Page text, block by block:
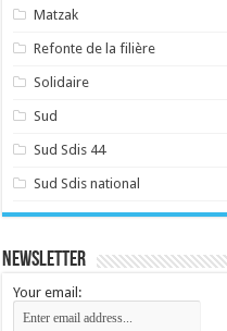
Matzak
Refonte de la filière
Solidaire
Sud
Sud Sdis 44
Sud Sdis national
Newsletter
Your email: